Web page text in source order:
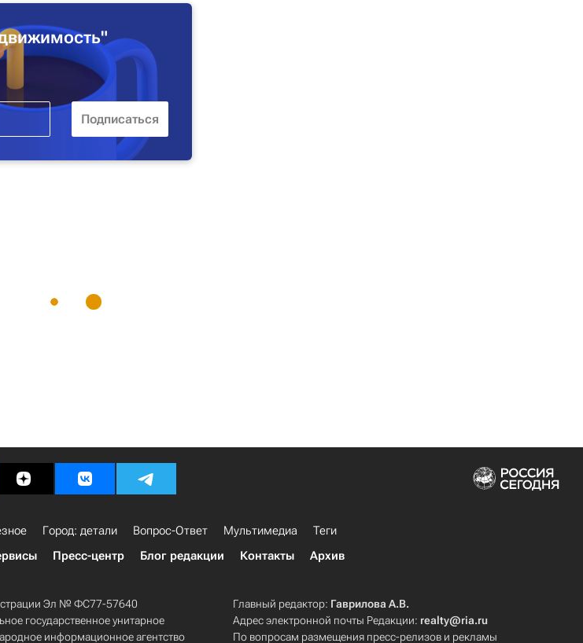
Город: детали Вопрос-Ответ Мультимедиа
Теги
Пресс-центр Блог редакции Контакты Архив
Эл № ФС77-57640
государственное унитарное
информационное агентство
Главный редактор: Гаврилова А.В.
Адрес электронной почты Редакции: realty@ria.ru
По вопросам размещения пресс-релизов и рекламы